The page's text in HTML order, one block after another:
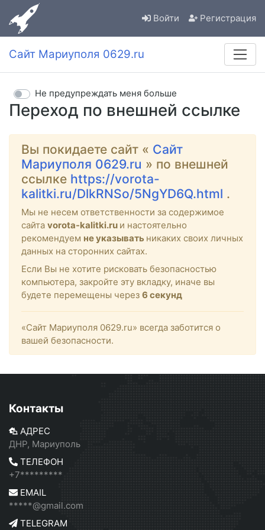
Войти Регистрация
Сайт Мариуполя 0629.ru
Переход по внешней ссылке
Не предупреждать меня больше
Вы покидаете сайт « Сайт
Мариуполя 0629.ru » по внешней
ссылке https://vorota-
kalitki.ru/DlkRNSo/5NgYD6Q.html .
Мы не несем ответственности за содержимое
сайта vorota-kalitki.ru и настоятельно
рекомендуем не указывать никаких своих личных
данных на сторонних сайтах.
Если Вы не хотите рисковать безопасностью
компьютера, закройте эту вкладку, иначе вы
будете перемещены через 6 секунд
«Сайт Мариуполя 0629.ru» всегда заботится о
вашей безопасности.
Контакты
АДРЕС
ДНР, Мариуполь
ТЕЛЕФОН
+7*********
EMAIL
*****@gmail.com
TELEGRAM